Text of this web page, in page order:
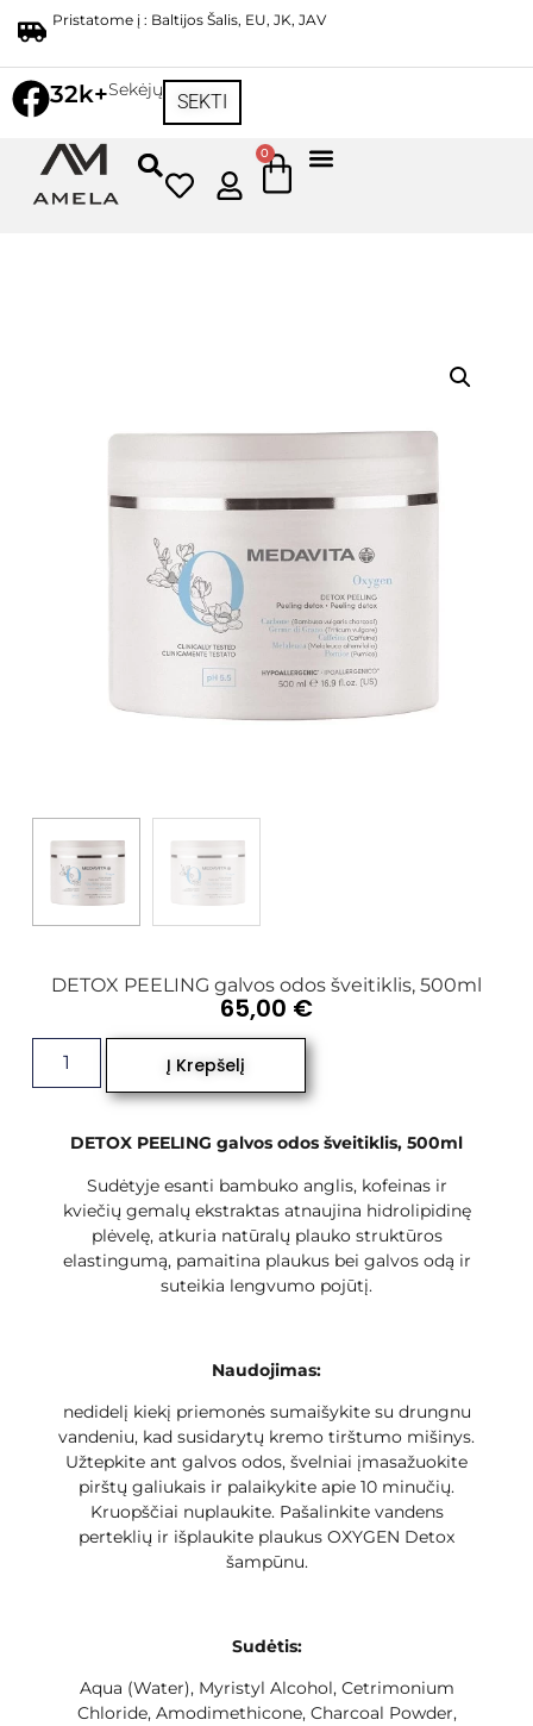
Pristatome į : Baltijos Šalis, EU, JK, JAV
32k+Sekėjų
SEKTI
0
DETOX PEELING galvos odos šveitiklis, 500ml
DETOX PEELING galvos odos šveitiklis, 500ml
Sudėtyje esanti bambuko anglis, kofeinas ir
kviečių gemalų ekstraktas atnaujina hidrolipidinę
plėvelę, atkuria natūralų plauko struktūros
elastingumą, pamaitina plaukus bei galvos odą ir
suteikia lengvumo pojūtį.
Naudojimas:
nedidelį kiekį priemonės sumaišykite su drungnu
vandeniu, kad susidarytų kremo tirštumo mišinys.
Užtepkite ant galvos odos, švelniai įmasažuokite
pirštų galiukais ir palaikykite apie 10 minučių.
Kruopščiai nuplaukite. Pašalinkite vandens
perteklių ir išplaukite plaukus OXYGEN Detox
šampūnu.
Sudėtis:
Aqua (Water), Myristyl Alcohol, Cetrimonium
Chloride, Amodimethicone, Charcoal Powder,
65,00 €
Į Krepšelį